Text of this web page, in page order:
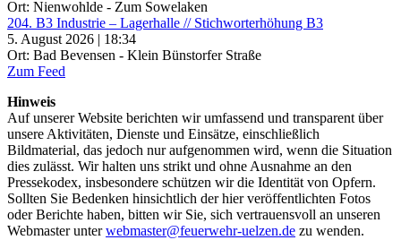
Ort: Nienwohlde - Zum Sowelaken
204. B3 Industrie – Lagerhalle // Stichworterhöhung B3
5. August 2026 | 18:34
Ort: Bad Bevensen - Klein Bünstorfer Straße
Zum Feed
Hinweis
Auf unserer Website berichten wir umfassend und transparent über
unsere Aktivitäten, Dienste und Einsätze, einschließlich
Bildmaterial, das jedoch nur aufgenommen wird, wenn die Situation
dies zulässt. Wir halten uns strikt und ohne Ausnahme an den
Pressekodex, insbesondere schützen wir die Identität von Opfern.
Sollten Sie Bedenken hinsichtlich der hier veröffentlichten Fotos
oder Berichte haben, bitten wir Sie, sich vertrauensvoll an unseren
Webmaster unterwebmaster@feuerwehr-uelzen.de zu wenden.